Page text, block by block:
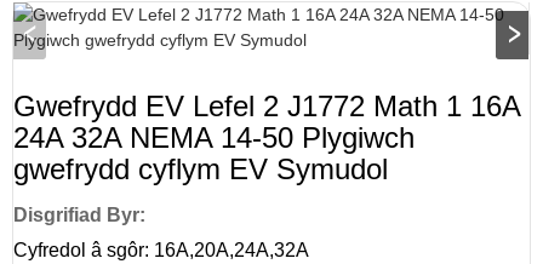
Gwefrydd EV Lefel 2 J1772 Math 1 16A
24A 32A NEMA 14-50 Plygiwch
gwefrydd cyflym EV Symudol
Disgrifiad Byr:
Cyfredol â sgôr: 16A,20A,24A,32A